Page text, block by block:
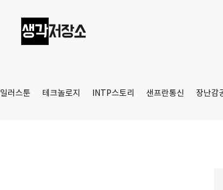
일러스툰 테크놀로지 INTP스토리 샌프란통신 장난감